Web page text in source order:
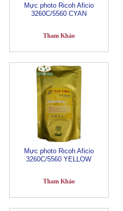
Mực photo Ricoh Aficio
3260C/5560 CYAN
Tham Khảo
Mực photo Ricoh Aficio
3260C/5560 YELLOW
Tham Khảo